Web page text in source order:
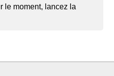
le moment, lancez la